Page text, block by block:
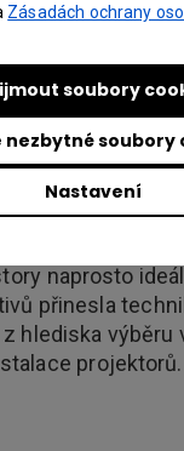
Zásadách ochrany
Nastavení
nezbytné soubory
soubory
hodin a jsou
prachu,
na nižší
ve velkých
místě mohl
LU9915 pro
naprosto
přinesla
hlediska výběru
projektorů.